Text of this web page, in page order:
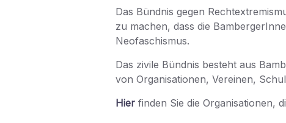
Das Bündnis gegen
zu machen, dass die
Neofaschismus.
Das zivile Bündnis besteht aus
von Organisationen, Vereinen,
Hierfinden Sie die Organisationen,